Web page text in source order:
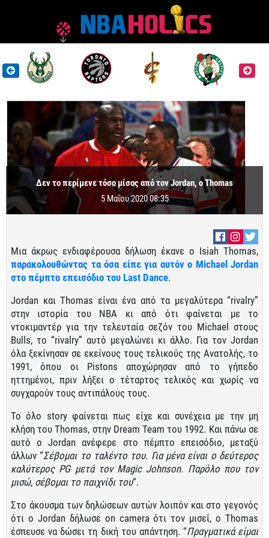
Δεν το περίμενε τόσο μίσος από τον Jordan, o Thomas
5 Μαΐου 2020 08:35
Μια άκρως ενδιαφέρουσα δήλωση έκανε ο Isiah Thomas,
παρακολουθώντας τα όσα είπε για αυτόν ο Michael Jordan
στο πέμπτο επεισόδιο του Last Dance.
Jordan και Thomas είναι ένα από τα μεγαλύτερα “rivalry”
στην ιστορία του ΝΒΑ κι από ότι φαίνεται με το
ντοκιμαντέρ για την τελευταία σεζόν του Michael στους
Bulls, το “rivalry” αυτό μεγαλώνει κι άλλο. Για τον Jordan
όλα ξεκίνησαν σε εκείνους τους τελικούς της Ανατολής, το
1991, όπου οι Pistons αποχώρησαν από το γήπεδο
ηττημένοι, πριν λήξει ο τέταρτος τελικός και χωρίς να
συγχαρούν τους αντιπάλους τους.
Το όλο story φαίνεται πως είχε και συνέχεια με την μη
κλήση του Thomas, στην Dream Team του 1992. Και πάνω σε
αυτό ο Jordan ανέφερε στο πέμπτο επεισόδιο, μεταξύ
άλλων “Σέβομαι το ταλέντο του. Για μένα είναι ο δεύτερος
καλύτερος PG μετά τον Magic Johnson. Παρόλο που τον
μισώ, σέβομαι το παιχνίδι του“.
Στο άκουσμα των δηλώσεων αυτών λοιπόν και στο γεγονός
ότι ο Jordan δήλωσε on camera ότι τον μισεί, ο Thomas
έσπευσε να δώσει τη δική του απάντηση. “Πραγματικά είμαι